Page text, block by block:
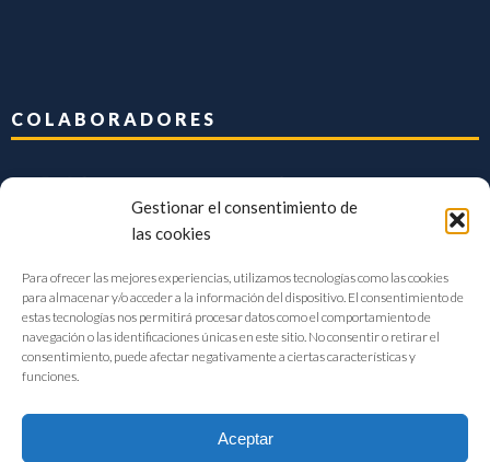
Gestionar el consentimiento de
las cookies
Para ofrecer las mejores experiencias, utilizamos tecnologías como las cookies
para almacenar y/o acceder a la información del dispositivo. El consentimiento de
estas tecnologías nos permitirá procesar datos como el comportamiento de
navegación o las identificaciones únicas en este sitio. No consentir o retirar el
consentimiento, puede afectar negativamente a ciertas características y
funciones.
Aceptar
COLABORADORES